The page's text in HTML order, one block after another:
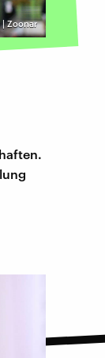
| Zoonar